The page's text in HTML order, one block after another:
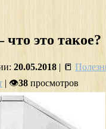
это такое?
20.05.2018 | 📒
| 👁38 просмотров